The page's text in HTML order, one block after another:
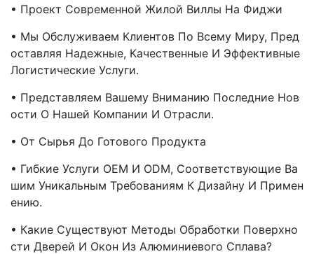
• Проект Современной Жилой Виллы На Фиджи
• Мы Обслуживаем Клиентов По Всему Миру, Пред
Оставляя Надежные, Качественные И Эффективные
Логистические Услуги.
• Представляем Вашему Вниманию Последние Нов
Ости О Нашей Компании И Отрасли.
• От Сырья До Готового Продукта
• Гибкие Услуги OEM И ODM, Соответствующие Ва
Шим Уникальным Требованиям К Дизайну И Примен
Ению.
• Какие Существуют Методы Обработки Поверхно
Сти Дверей И Окон Из Алюминиевого Сплава?